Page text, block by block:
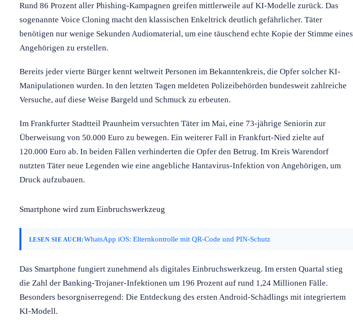
Rund 86 Prozent aller Phishing-Kampagnen greifen mittlerweile auf KI-Modelle zurück. Das
sogenannte Voice Cloning macht den klassischen Enkeltrick deutlich gefährlicher. Täter
benötigen nur wenige Sekunden Audiomaterial, um eine täuschend echte Kopie der Stimme eines
Angehörigen zu erstellen.
Bereits jeder vierte Bürger kennt weltweit Personen im Bekanntenkreis, die Opfer solcher KI-
Manipulationen wurden. In den letzten Tagen meldeten Polizeibehörden bundesweit zahlreiche
Versuche, auf diese Weise Bargeld und Schmuck zu erbeuten.
Im Frankfurter Stadtteil Praunheim versuchten Täter im Mai, eine 73-jährige Seniorin zur
Überweisung von 50.000 Euro zu bewegen. Ein weiterer Fall in Frankfurt-Nied zielte auf
120.000 Euro ab. In beiden Fällen verhinderten die Opfer den Betrug. Im Kreis Warendorf
nutzten Täter neue Legenden wie eine angebliche Hantavirus-Infektion von Angehörigen, um
Druck aufzubauen.
Smartphone wird zum Einbruchswerkzeug
LESEN SIE AUCH:WhatsApp iOS: Elternkontrolle mit QR-Code und PIN-Schutz
Das Smartphone fungiert zunehmend als digitales Einbruchswerkzeug. Im ersten Quartal stieg
die Zahl der Banking-Trojaner-Infektionen um 196 Prozent auf rund 1,24 Millionen Fälle.
Besonders besorgniserregend: Die Entdeckung des ersten Android-Schädlings mit integriertem
KI-Modell.